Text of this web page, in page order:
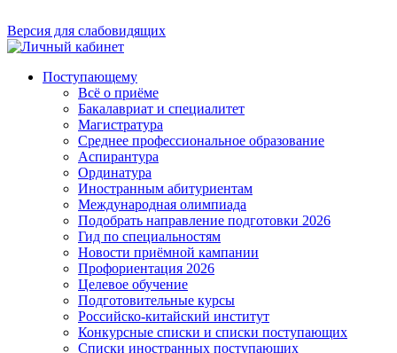
Версия для слабовидящих
Поступающему
Всё о приёме
Бакалавриат и специалитет
Магистратура
Среднее профессиональное образование
Аспирантура
Ординатура
Иностранным абитуриентам
Международная олимпиада
Подобрать направление подготовки 2026
Гид по специальностям
Новости приёмной кампании
Профориентация 2026
Целевое обучение
Подготовительные курсы
Российско-китайский институт
Конкурсные списки и списки поступающих
Списки иностранных поступающих